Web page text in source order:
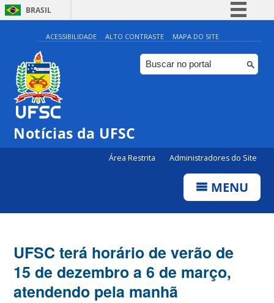
BRASIL
Simplifique!
Comunica BR
Participe
ACESSIBILIDADE ALTO CONTRASTE MAPA DO SITE
Notícias da UFSC
Área Restrita Administradores do Site
MENU
UFSC terá horário de verão de
15 de dezembro a 6 de março,
atendendo pela manhã